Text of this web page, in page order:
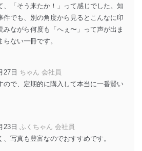
用に伴う漏洩等の防止
り個人データの含まれるファイルを
、当該ファイルへのパスワードを
す。
ントシステムの継続的改善
びマネジメントレビューの機会を通
を維持します。
口
社の個人情報保護マネジメントシ
、「そう来たか！」って感じでした。知
件でも、別の角度から見るとこんなに印
みながら何度も「へぇ〜」って声が出ま
ない一冊です。
27日 ちゃん 会社員
ので、定期的に購入して本当に一番賢い
23日 ふくちゃん 会社員
写真も豊富なのでおすすめです。